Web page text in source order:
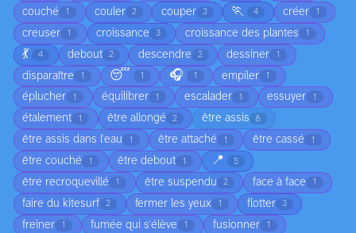
couché 1 couler 2 couper 3 🏃 4 créer 1
creuser 1 croissance 3 croissance des plantes 1
💃 4 debout 2 descendre 2 dessiner 1
disparaître 1 😴 1 🎧 1 empiler 1
éplucher 1 équilibrer 1 escalader 1 essuyer 1
étalement 1 être allongé 2 être assis 8
être assis dans l'eau 1 être attaché 1 être cassé 1
être couché 1 être debout 1 📍 5
être recroquevillé 1 être suspendu 2 face à face 1
faire du kitesurf 2 fermer les yeux 1 flotter 3
freiner 1 fumée qui s'élève 1 fusionner 1